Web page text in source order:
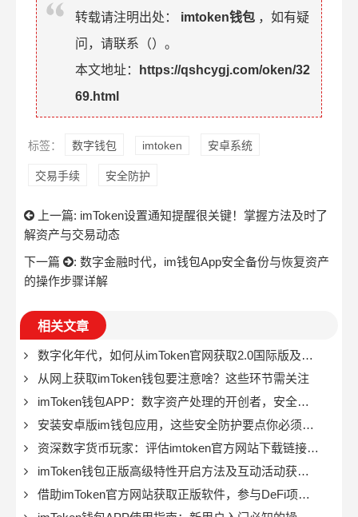
转载请注明出处： imtoken钱包 ，如有疑
问，请联系（）。
本文地址：
https://qshcygj.com/oken/32
69.html
标签： 数字钱包 imtoken 安卓系统
交易手续 安全防护
上一篇: imToken设置通知提醒很关键！掌握方法及时了
解资产与交易动态
下一篇
: 数字金融时代，im钱包App安全备份与恢复资产
的操作步骤详解
相关文章
数字化年代，如何从imToken官网获取2.0国际版及知识分享？
从网上获取imToken钱包要注意啥？这些环节需关注
imToken钱包APP：数字资产处理的开创者，安全可靠又易用
安装安卓版im钱包应用，这些安全防护要点你必须知道
资深数字货币玩家：评估imtoken官方网站下载链接安全性很重要
imToken钱包正版高级特性开启方法及互动活动获取高级功能指南
借助imToken官方网站获取正版软件，参与DeFi项目增加财富指南